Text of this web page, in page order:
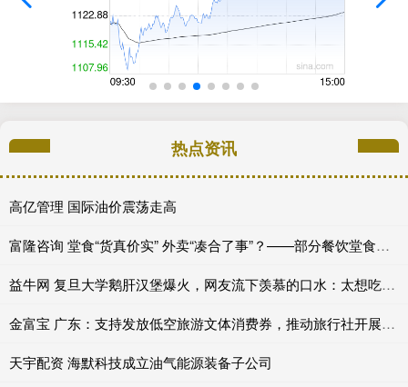
热点资讯
高亿管理 国际油价震荡走高
富隆咨询 堂食“货真价实” 外卖“凑合了事”？——部分餐饮堂食外卖“双标”现象调查_商家_消费者_一家
益牛网 复旦大学鹅肝汉堡爆火，网友流下羡慕的口水：太想吃了！
金富宝 广东：支持发放低空旅游文体消费券，推动旅行社开展低空旅游业务
天宇配资 海默科技成立油气能源装备子公司